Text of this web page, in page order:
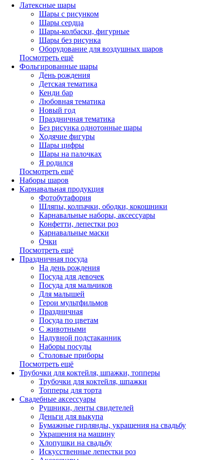
Латексные шары
Шары с рисунком
Шары сердца
Шары-колбаски, фигурные
Шары без рисунка
Оборудование для воздушных шаров
Посмотреть ещё
Фольгированные шары
День рождения
Детская тематика
Кенди бар
Любовная тематика
Новый год
Праздничная тематика
Без рисунка однотонные шары
Ходячие фигуры
Шары цифры
Шары на палочках
Я родился
Посмотреть ещё
Наборы шаров
Карнавальная продукция
Фотобутафория
Шляпы, колпачки, ободки, кокошники
Карнавальные наборы, аксессуары
Конфетти, лепестки роз
Карнавальные маски
Очки
Посмотреть ещё
Праздничная посуда
На день рождения
Посуда для девочек
Посуда для мальчиков
Для малышей
Герои мультфильмов
Праздничная
Посуда по цветам
С животными
Надувной подстаканник
Наборы посуды
Столовые приборы
Посмотреть ещё
Трубочки для коктейля, шпажки, топперы
Трубочки для коктейля, шпажки
Топперы для торта
Свадебные аксессуары
Рушники, ленты свидетелей
Деньги для выкупа
Бумажные гирлянды, украшения на свадьбу
Украшения на машину
Хлопушки на свадьбу
Искусственные лепестки роз